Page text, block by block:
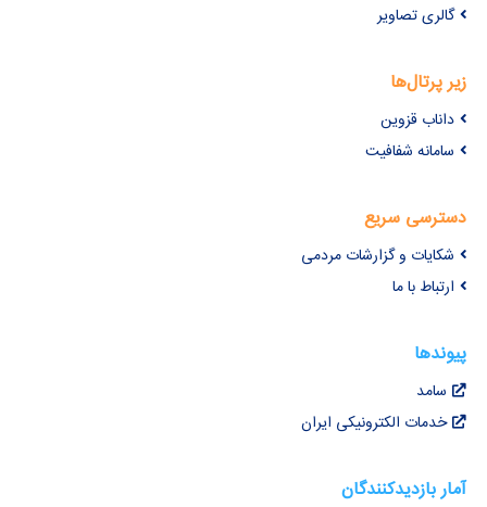
گالری تصاویر
زیر پرتال‌ها
داناب قزوین
سامانه شفافیت
دسترسی سریع
شکایات و گزارشات مردمی
ارتباط با ما
پیوندها
سامد
خدمات الکترونیکی ایران
آمار بازدیدکنندگان